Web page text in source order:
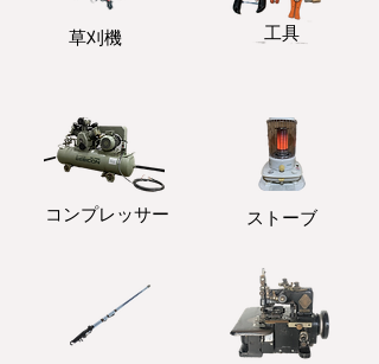
​草刈機 ​工具
コンプレッサー ストーブ